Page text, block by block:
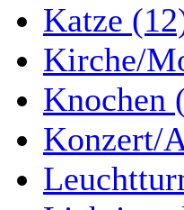
Katze
Kirche/
Knochen
Konzert/